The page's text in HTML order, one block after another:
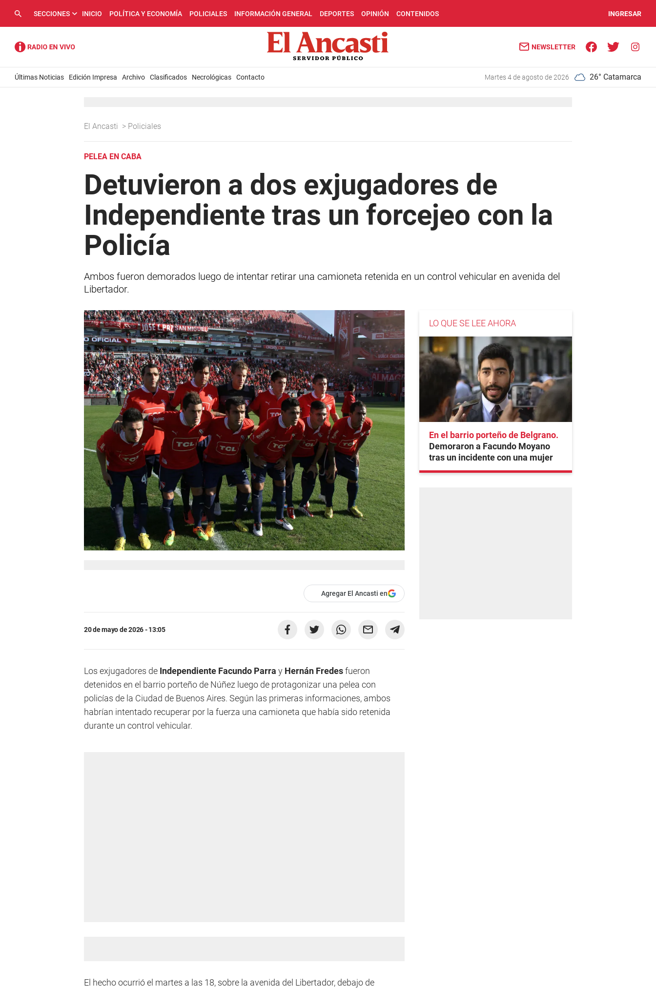
SECCIONES INICIO POLÍTICA Y ECONOMÍA POLICIALES INFORMACIÓN GENERAL DEPORTES OPINIÓN CONTENIDOS INGRESAR
NEWSLETTER
Últimas Noticias Edición Impresa Archivo Clasificados Necrológicas Contacto martes 4 de agosto de 2026 26° Catamarca
El Ancasti > Policiales
PELEA EN CABA
Detuvieron a dos exjugadores de
Independiente tras un forcejeo con la
Policía
Ambos fueron demorados luego de intentar retirar una camioneta retenida en un control vehicular en avenida del
Libertador.
Agregar El Ancasti en
20 de mayo de 2026 - 13:05
Los exjugadores de Independiente Facundo Parra y Hernán Fredesfueron
detenidos en el barrio porteño de Núñez luego de protagonizar una pelea con
policías de la Ciudad de Buenos Aires. Según las primeras informaciones, ambos
habrían intentado recuperar por la fuerza una camioneta que había sido retenida
durante un control vehicular.
El hecho ocurrió el martes a las 18, sobre la avenida del Libertador, debajo de
LO QUE SE LEE AHORA
En el barrio porteño de Belgrano
Demoraron a Facundo Moyano
tras un incidente con una mujer